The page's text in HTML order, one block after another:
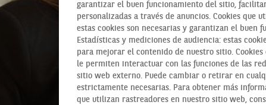
garantizar el buen funcionamiento del sitio,
personalizadas a través de anuncios. Cookies que
estas cookies son necesarias y garantizan el buen
Estadísticas y mediciones de audiencia: estas
para mejorar el contenido de nuestro sitio.
le permiten interactuar con las funciones de las
sitio web externo. Puede cambiar o retirar en
estrictamente necesarias. Para obtener más
que utilizan rastreadores en nuestro sitio web,